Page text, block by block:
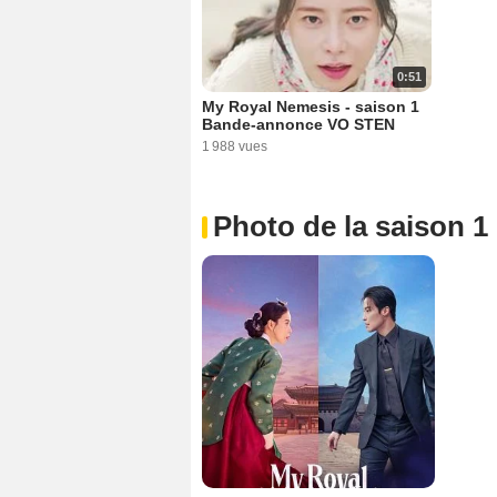
0:51
My Royal Nemesis - saison 1
Bande-annonce VO STEN
1 988 vues
Photo de la saison 1